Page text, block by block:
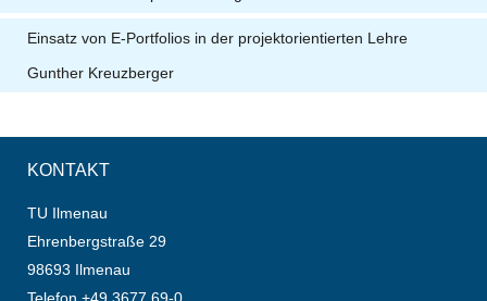
Einsatz von E-Portfolios in der projektorientierten Lehre
Gunther Kreuzberger
KONTAKT
TU Ilmenau
Ehrenbergstraße 29
98693 Ilmenau
Telefon +49 3677 69-0